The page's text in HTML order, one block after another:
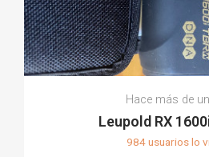
Hace más de
Leupold RX
984 usuarios lo